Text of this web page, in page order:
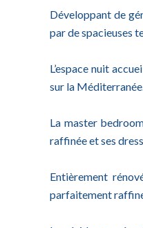
Développant de
par de spacieuses
L’espace nuit
sur la
La master
raffinée et ses
Entièrement
parfaitement